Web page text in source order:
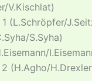
V.Kischlat)
(L.Schröpfer/
S.Syha)
(H.Agho/